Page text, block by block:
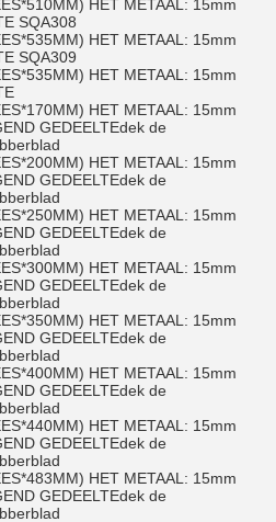
HET METAAL: 15mm
SQA308
HET METAAL: 15mm
SQA309
HET METAAL: 15mm
HET METAAL: 15mm
GEDEELTEdek de
HET METAAL: 15mm
GEDEELTEdek de
HET METAAL: 15mm
GEDEELTEdek de
HET METAAL: 15mm
GEDEELTEdek de
HET METAAL: 15mm
GEDEELTEdek de
HET METAAL: 15mm
GEDEELTEdek de
HET METAAL: 15mm
GEDEELTEdek de
HET METAAL: 15mm
GEDEELTEdek de